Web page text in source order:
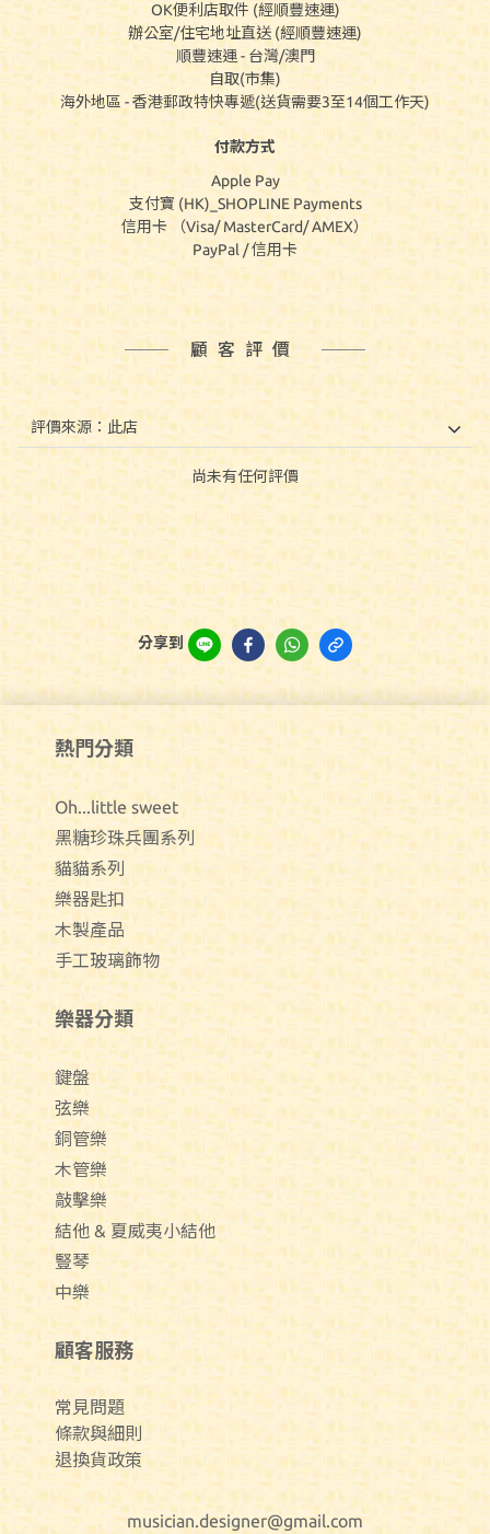
OK便利店取件 (經順豐速運)
辦公室/住宅地址直送 (經順豐速運)
順豐速運 - 台灣/澳門
自取(市集)
海外地區 - 香港郵政特快專遞(送貨需要3至14個工作天)
付款方式
Apple Pay
支付寶 (HK)_SHOPLINE Payments
信用卡 （Visa/ MasterCard/ AMEX）
PayPal / 信用卡
顧客評價
尚未有任何評價
分享到
熱門分類
Oh...little sweet
黑糖珍珠兵團系列
貓貓系列
樂器匙扣
木製產品
手工玻璃飾物
樂器分類
鍵盤
弦樂
銅管樂
木管樂
敲擊樂
結他 & 夏威夷小結他
豎琴
中樂
顧客服務
常見問題
條款與細則
退換貨政策
musician.designer@gmail.com